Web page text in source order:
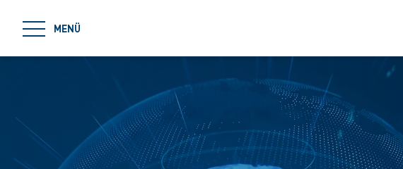
MENÜ